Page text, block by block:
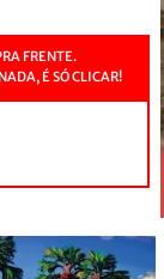
FRENTE.
É SÓ CLICAR!